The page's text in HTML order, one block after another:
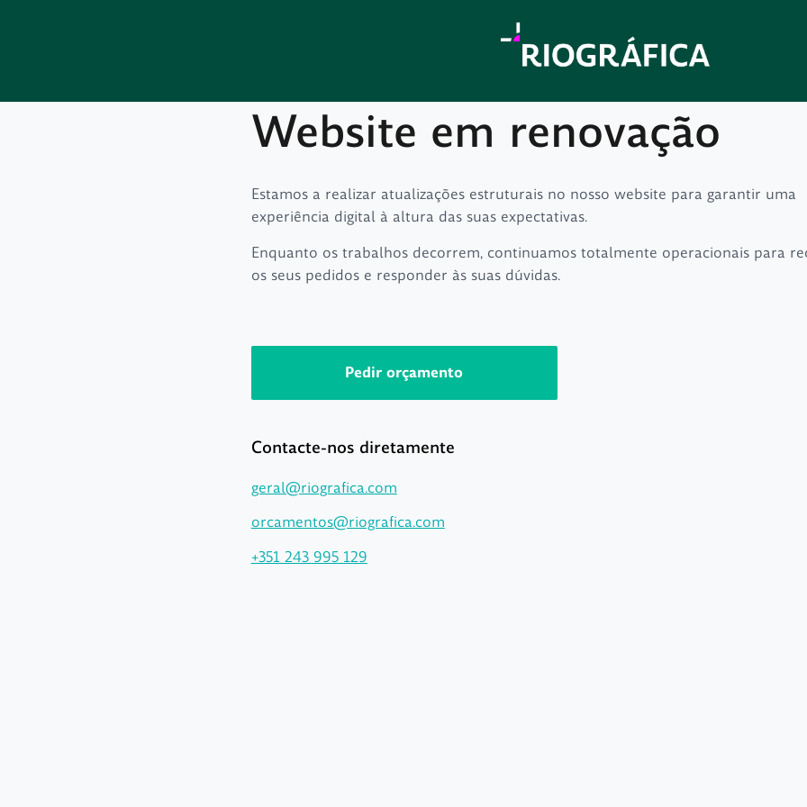
Website em renovação
Estamos a realizar atualizações estruturais no nosso website para garantir uma
experiência digital à altura das suas expectativas.
Enquanto os trabalhos decorrem, continuamos totalmente operacionais para
os seus pedidos e responder às suas dúvidas.
Pedir orçamento
Contacte-nos diretamente
geral@riografica.com
orcamentos@riografica.com
+351 243 995 129